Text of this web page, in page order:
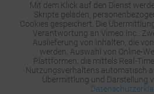
Mit dem Klick auf den Dienst
Skripte geladen,
Cookies gespeichert. Die
Verantwortung an Vimeo Inc..
Auslieferung von Inhalten, die
werden, Auswahl von Online-
Plattformen, die mittels Real-
Nutzungsverhaltens automatisch
Übermittlung und Darstellung